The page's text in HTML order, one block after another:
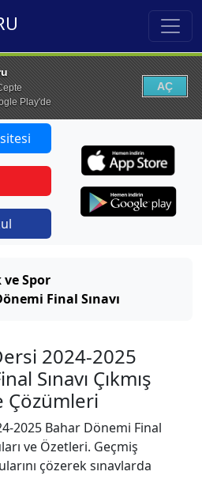
Play'de
AÇ
ve Spor
Final Sınavı
2024-2025
Sınavı Çıkmış
Çözümleri
2025 Bahar Dönemi Final
ve Özetleri. Geçmiş
çözerek sınavlarda